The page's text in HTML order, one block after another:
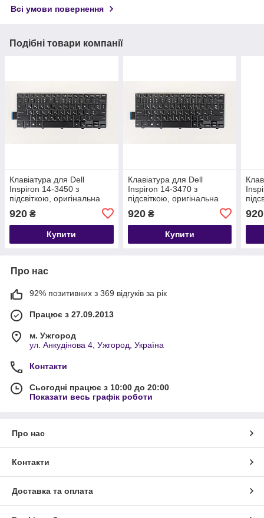
Всі умови повернення
Подібні товари компанії
Клавіатура для Dell
Inspiron 14-3450 з
підсвіткою, оригінальна
920 ₴
Купити
Клавіатура для Dell
Inspiron 14-3470 з
підсвіткою, оригінальна
920₴
Купити
920
Про нас
92% позитивних з 369 відгуків за рік
Працює з 27.09.2013
м. Ужгород
ул. Анкудінова 4, Ужгород, Україна
Контакти
Сьогодні працює з 10:00 до 20:00
Показати весь графік роботи
Про нас
Контакти
Доставка та оплата